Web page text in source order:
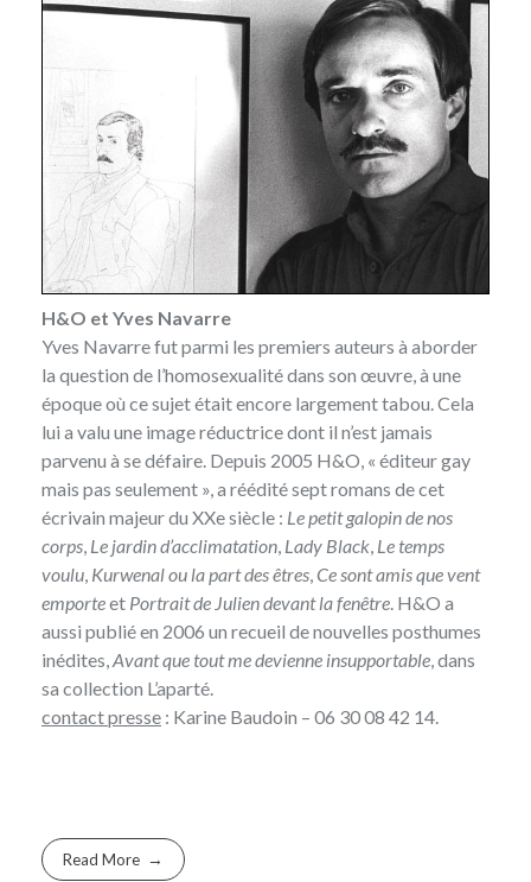
H&O et Yves Navarre
Yves Navarre fut parmi les premiers auteurs à aborder
la question de l’homosexualité dans son œuvre, à une
époque où ce sujet était encore largement tabou. Cela
lui a valu une image réductrice dont il n’est jamais
parvenu à se défaire. Depuis 2005 H&O, « éditeur gay
mais pas seulement », a réédité sept romans de cet
écrivain majeur du XXe siècle : Le petit galopin de nos
corps, Le jardin d’acclimatation, Lady Black, Le temps
voulu, Kurwenal ou la part des êtres,Ce sont amis que vent
emporteet Portrait de Julien devant la fenêtre. H&O a
aussi publié en 2006 un recueil de nouvelles posthumes
inédites,Avant que tout me devienne insupportable, dans
sa collection L’aparté.
contact presse : Karine Baudoin – 06 30 08 42 14.
Read More